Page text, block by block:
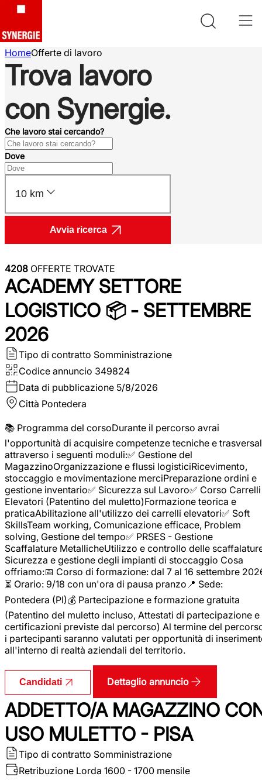
HomeOfferte di lavoro
Trova lavoro
con Synergie.
Che lavoro stai cercando?
Dove
10 km
Avvia ricerca
4208 OFFERTE TROVATE
ACADEMY SETTORE
LOGISTICO 📦 - SETTEMBRE
2026
Tipo di contratto Somministrazione
Codice annuncio 349824
Data di pubblicazione 5/8/2026
Città Pontedera
📚 Programma del corsoDurante il percorso avrai
l'opportunità di acquisire competenze tecniche e
attraverso i seguenti moduli:✅ Gestione del
MagazzinoOrganizzazione e flussi logisticiRicevimento,
stoccaggio e movimentazione merciPreparazione ordini e
gestione inventario✅ Sicurezza sul Lavoro✅ Corso Carrelli
Elevatori (Patentino del muletto)Formazione teorica e
praticaAbilitazione all'utilizzo dei carrelli elevatori✅ Soft
SkillsTeam working, Comunicazione efficace, Problem
solving, Gestione del tempo✅ PRSES - Gestione
Scaffalature MetallicheUtilizzo e controllo delle
Sicurezza e gestione degli impianti di stoccaggio Cosa
offriamo:📅 Corso di formazione: dal 7 al 16 settembre
⏳ Orario: 9/18 con un'ora di pausa pranzo📍 Sede:
Pontedera (PI)💰 Partecipazione e formazione gratuita
(Patentino del muletto incluso, Attestati di partecipazione e
certificazioni previste dal percorso) Al termine del
i partecipanti saranno valutati per opportunità di
all'interno di realtà aziendali del territorio.
Candidati Dettaglio annuncio
ADDETTO/A MAGAZZINO
USO MULETTO - PISA
Tipo di contratto Somministrazione
Retribuzione Lorda 1600 - 1700 mensile